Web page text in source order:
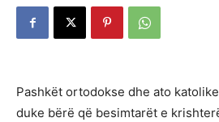
Pashkët ortodokse dhe ato
duke bërë që besimtarët e